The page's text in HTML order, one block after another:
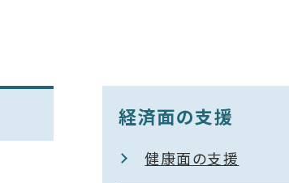
経済面の支援
健康面の支援